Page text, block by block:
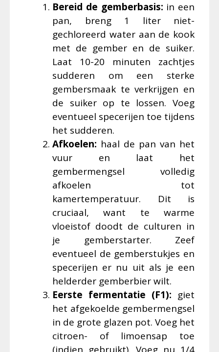
Bereid de gemberbasis: in een
pan, breng 1 liter niet-
gechloreerd water aan de kook
met de gember en de suiker.
Laat 10-20 minuten zachtjes
sudderen om een sterke
gembersmaak te verkrijgen en
de suiker op te lossen. Voeg
eventueel specerijen toe tijdens
het sudderen.
Afkoelen: haal de pan van het
vuur en laat het
gembermengsel volledig
afkoelen tot
kamertemperatuur. Dit is
cruciaal, want te warme
vloeistof doodt de culturen in
je gemberstarter. Zeef
eventueel de gemberstukjes en
specerijen er nu uit als je een
helderder gemberbier wilt.
Eerste fermentatie (F1): giet
het afgekoelde gembermengsel
in de grote glazen pot. Voeg het
citroen- of limoensap toe